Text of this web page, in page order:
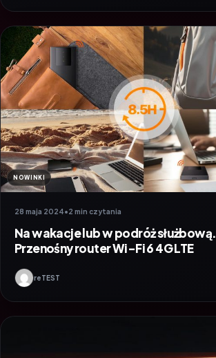
NOWINKI
28 maja 2024•2 min czytania
Na wakacje lub w podróż służbową.
Przenośny router Wi-Fi 6 4G LTE
reTEST